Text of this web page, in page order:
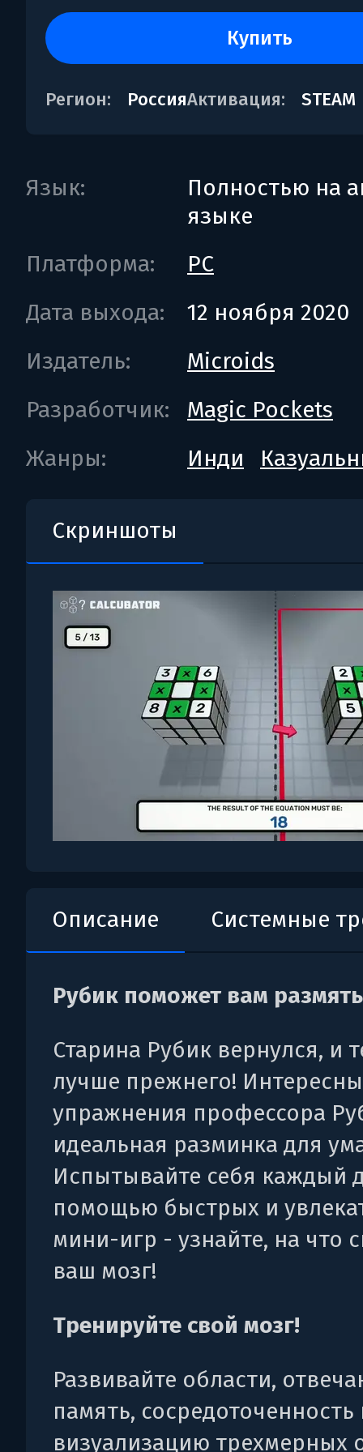
купить
Регион: РоссияАктивация: STEAM
Язык:
Полностью на
языке
Платформа:
PC
Дата выхода:
12 ноября 2020
Издатель:
Microids
Разработчик:
Magic Pockets
Жанры:
Инди
Скриншоты
Описание Системные
Рубик поможет вам
Старина Рубик вернулся, и
лучше прежнего!
упражнения профессора
идеальная разминка для
Испытывайте себя каждый
помощью быстрых и
мини-игр - узнайте, на что
ваш мозг!
Тренируйте свой мозг!
Развивайте области,
память, сосредоточенность
визуализацию трехмерных